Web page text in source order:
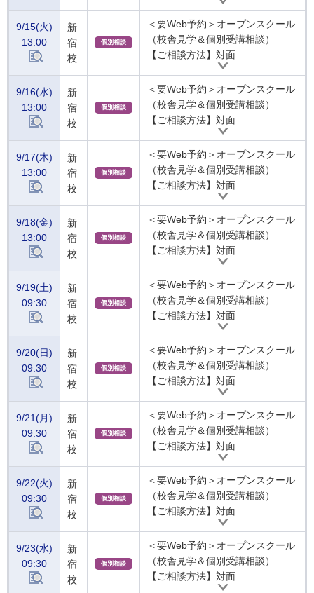
9/15(火)
13:00
新
宿
校
個別相談
＜要Web予約＞オープンスクール
（校舎見学＆個別受講相談）
【ご相談方法】対面
9/16(水)
13:00
新
宿
校
個別相談
＜要Web予約＞オープンスクール
（校舎見学＆個別受講相談）
【ご相談方法】対面
9/17(木)
13:00
新
宿
校
個別相談
＜要Web予約＞オープンスクール
（校舎見学＆個別受講相談）
【ご相談方法】対面
9/18(金)
13:00
新
宿
校
個別相談
＜要Web予約＞オープンスクール
（校舎見学＆個別受講相談）
【ご相談方法】対面
9/19(土)
09:30
新
宿
校
個別相談
＜要Web予約＞オープンスクール
（校舎見学＆個別受講相談）
【ご相談方法】対面
9/20(日)
09:30
新
宿
校
個別相談
＜要Web予約＞オープンスクール
（校舎見学＆個別受講相談）
【ご相談方法】対面
9/21(月)
09:30
新
宿
校
個別相談
＜要Web予約＞オープンスクール
（校舎見学＆個別受講相談）
【ご相談方法】対面
9/22(火)
09:30
新
宿
校
個別相談
＜要Web予約＞オープンスクール
（校舎見学＆個別受講相談）
【ご相談方法】対面
9/23(水)
09:30
新
宿
校
個別相談
＜要Web予約＞オープンスクール
（校舎見学＆個別受講相談）
【ご相談方法】対面